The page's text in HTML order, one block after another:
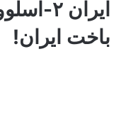
باخت ایران!